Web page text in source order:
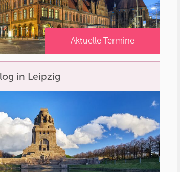
Aktuelle Termine
in Leipzig